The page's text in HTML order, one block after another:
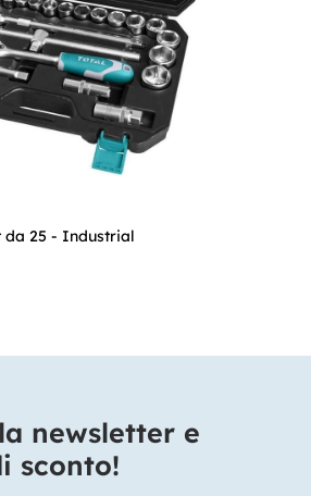
da 25 - Industrial
newsletter e
sconto!​